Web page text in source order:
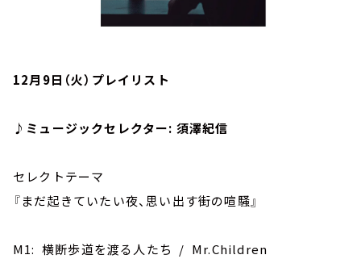
12月9日（火）プレイリスト
♪ミュージックセレクター: 須澤紀信
セレクトテーマ
『まだ起きていたい夜、思い出す街の喧騒』
M1: 横断歩道を渡る人たち / Mr.Children